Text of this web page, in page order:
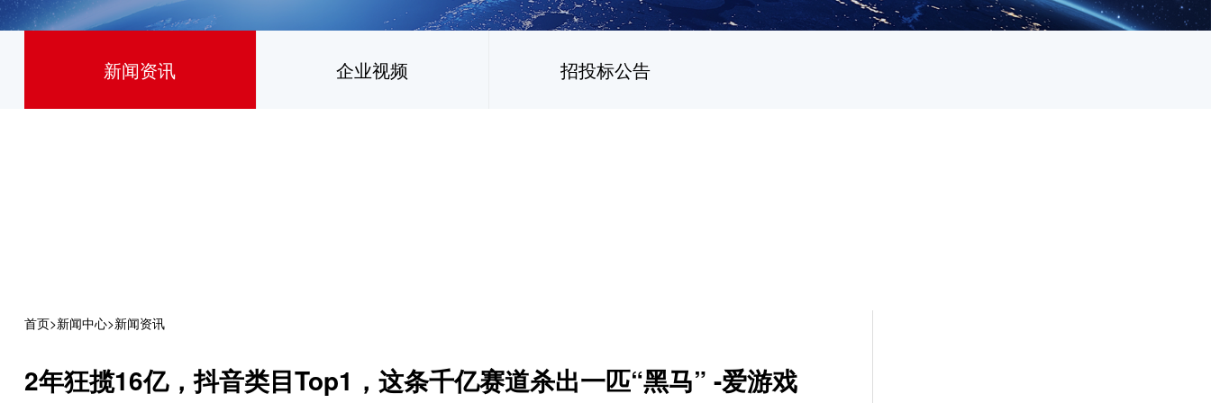
新闻资讯 企业视频 招投标公告
首页>新闻中心>新闻资讯
2年狂揽16亿，抖音类目Top1，这条千亿赛道杀出一匹“黑马” -爱游戏